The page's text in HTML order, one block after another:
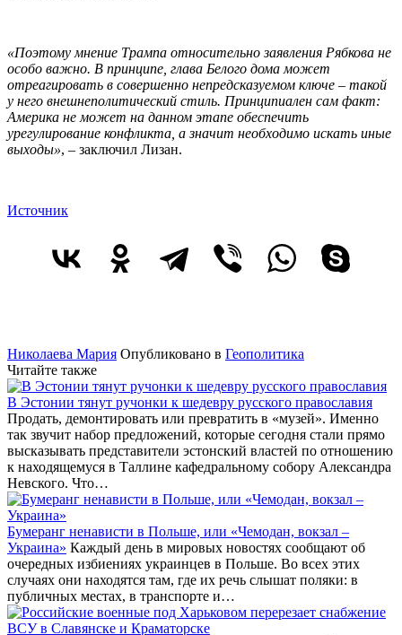
«Поэтому мнение Трампа относительно заявления Рябкова не
особо важно. В принципе, глава Белого дома может
отреагировать в совершенно непредсказуемом ключе – такой
у него внешнеполитический стиль. Принципиален сам факт:
Америка не может на данном этапе обеспечить
урегулирование конфликта, а значит необходимо искать иные
выходы», – заключил Лизан.
Источник
Николаева Мария Опубликовано в Геополитика
Читайте также
В Эстонии тянут ручонки к шедевру русского православия
Продать, демонтировать или превратить в «музей». Именно
так звучит набор предложений, которые сегодня стали прямо
высказывать представители эстонский властей по отношению
к находящемуся в Таллине кафедральному собору Александра
Невского. Что…
Бумеранг ненависти в Польше, или «Чемодан, вокзал –
Украина» Каждый день в мировых новостях сообщают об
очередных избиениях украинцев в Польше. Во всех этих
случаях они находятся там, где их речь слышат поляки: в
публичных местах, в транспорте и…